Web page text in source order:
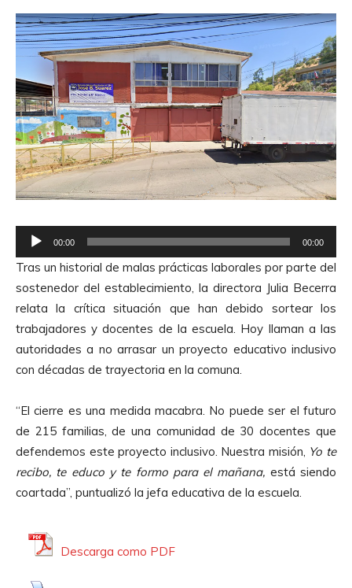
e
p
r
o
d
u
c
o
r
d
e
A
00:00 00:00
Tras un historial de malas prácticas laborales por parte del
sostenedor del establecimiento, la directora Julia Becerra
relata la crítica situación que han debido sortear los
trabajadores y docentes de la escuela. Hoy llaman a las
autoridades a no arrasar un proyecto educativo inclusivo
con décadas de trayectoria en la comuna.
“El cierre es una medida macabra. No puede ser el futuro
de 215 familias, de una comunidad de 30 docentes que
defendemos este proyecto inclusivo. Nuestra misión, Yo te
recibo, te educo y te formo para el mañana, está siendo
coartada”, puntualizó la jefa educativa de la escuela.
Descarga como PDF